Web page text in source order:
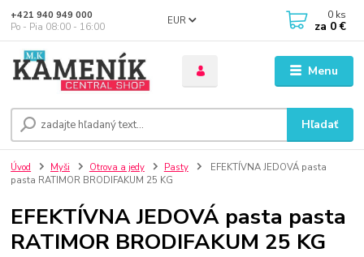
Menu
EUR
Hľadať
+421 940 949 000
Po - Pia 08:00 - 16:00
0 ks
za 0 €
Úvod Myši Otrova a jedy Pasty
EFEKTÍVNA JEDOVÁ pasta
pasta RATIMOR BRODIFAKUM 25 KG
EFEKTÍVNA JEDOVÁ pasta pasta
RATIMOR BRODIFAKUM 25 KG